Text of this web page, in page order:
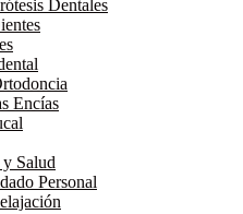
Dentales
Encías
Salud
Personal